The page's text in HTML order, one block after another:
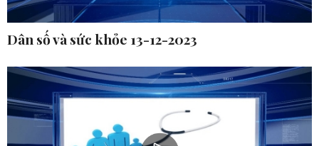
Dân số và sức khỏe 13-12-2023